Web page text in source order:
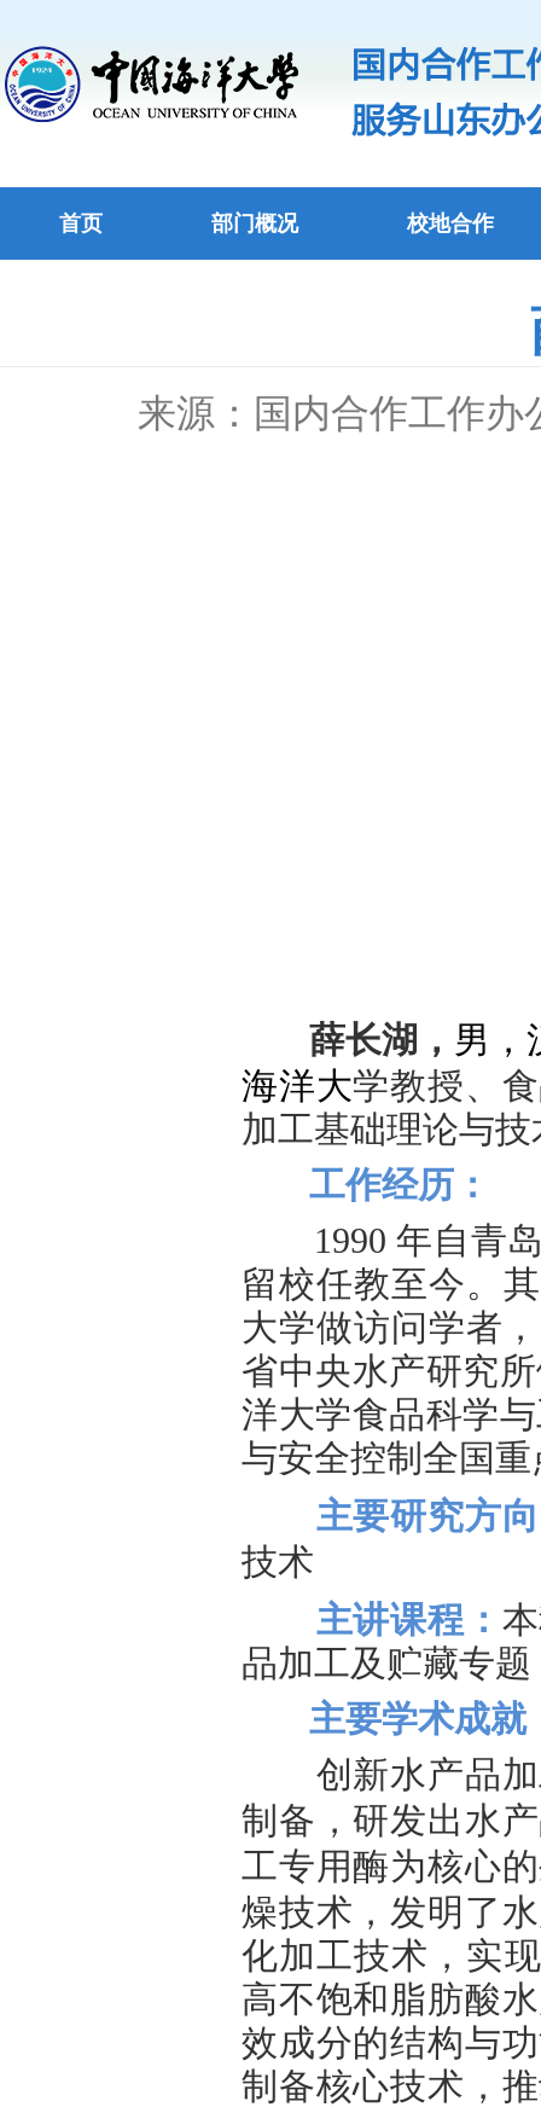
首页 部门概况 校地合作
来源：国内合作工作办
薛长湖， 男，
海洋大学教授、
加工基础理论与技
工作经历：
1990 年自青
留校任教至今。
大学做访问学者
省中央水产研究
洋大学食品科学
与安全控制全国
主要研究方向
技术
主讲课程：
品加工及贮藏专题
主要学术成就
创新水产品加
制备，研发出水
工专用酶为核心的
燥技术，发明了
化加工技术，实
高不饱和脂肪酸
效成分的结构与
制备核心技术，